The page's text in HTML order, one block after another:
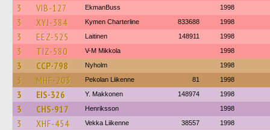
3 VIB-127 EkmanBuss 1998
3 XYJ-384 Kymen Charterline 833688 1998
3 EEZ-525 Laitinen 148911 1998
3 TIZ-580 V-M Mikkola 1998
3 CCP-798 Nyholm 1998
3 MHF-203 Pekolan Liikenne 81 1998
3 EIS-326 Y. Makkonen 148974 1998
3 CHS-917 Henriksson 1998
3 XHF-454 Vekka Liikenne 38557 1998